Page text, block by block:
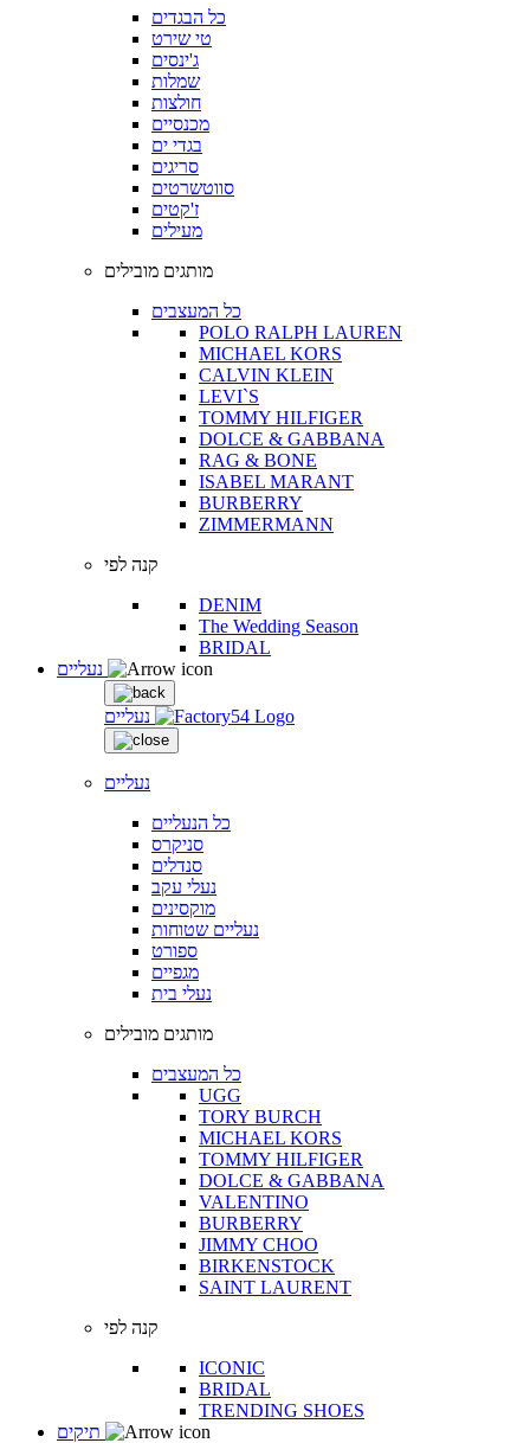
כל הבגדים
טי שירט
ג'ינסים
שמלות
חולצות
מכנסיים
בגדי ים
סריגים
סווטשרטים
ז'קטים
מעילים
מותגים מובילים
כל המעצבים
POLO RALPH LAUREN
MICHAEL KORS
CALVIN KLEIN
LEVI`S
TOMMY HILFIGER
DOLCE & GABBANA
RAG & BONE
ISABEL MARANT
BURBERRY
ZIMMERMANN
קנה לפי
DENIM
The Wedding Season
BRIDAL
נעליים
נעליים
כל הנעליים
סניקרס
סנדלים
נעלי עקב
מוקסינים
נעליים שטוחות
ספורט
מגפיים
נעלי בית
מותגים מובילים
כל המעצבים
UGG
TORY BURCH
MICHAEL KORS
TOMMY HILFIGER
DOLCE & GABBANA
VALENTINO
BURBERRY
JIMMY CHOO
BIRKENSTOCK
SAINT LAURENT
קנה לפי
ICONIC
BRIDAL
TRENDING SHOES